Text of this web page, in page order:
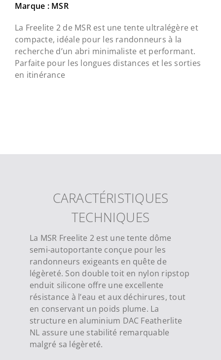
Marque : MSR
La Freelite 2 de MSR est une tente ultralégère et
compacte, idéale pour les randonneurs à la
recherche d’un abri minimaliste et performant.
Parfaite pour les longues distances et les sorties
en itinérance
CARACTÉRISTIQUES
TECHNIQUES
La MSR Freelite 2 est une tente dôme
semi-autoportante conçue pour les
randonneurs exigeants en quête de
légèreté. Son double toit en nylon ripstop
enduit silicone offre une excellente
résistance à l’eau et aux déchirures, tout
en conservant un poids plume. La
structure en aluminium DAC Featherlite
NL assure une stabilité remarquable
malgré sa légèreté.